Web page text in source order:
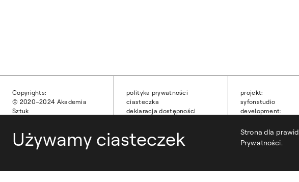
Używamy ciasteczek
Strona dla
Prywatności.
Copyrights:
© 2020–2024 Akademia
Sztuk
polityka prywatności
ciasteczka
deklaracja dostępności
projekt:
syfonstudio
development: